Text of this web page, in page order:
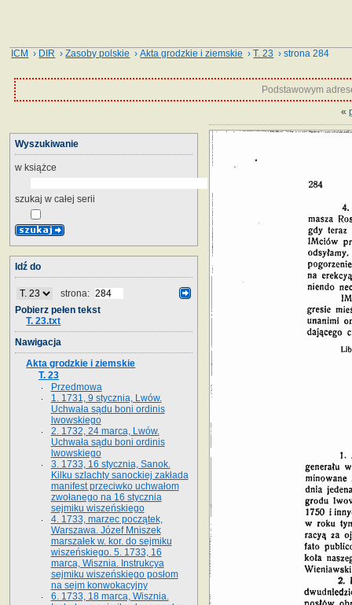
ICM › DIR ›Zasoby polskie ›Akta grodzkie i ziemskie ›T. 23 › strona 284
Podstawowym
«
Wyszukiwanie
w książce
szukaj w całej serii
Idź do
strona:
Pobierz pełen tekst
T. 23.txt
Nawigacja
Akta grodzkie i ziemskie
T. 23
Przedmowa
1. 1731, 9 stycznia, Lwów.
Uchwała sądu boni ordinis
lwowskiego
2. 1732, 24 marca, Lwów.
Uchwała sądu boni ordinis
lwowskiego
3. 1733, 16 stycznia, Sanok.
Kilku szlachty sanockiej zakłada
manifest przeciwko uchwałom
zwołanego na 16 stycz­nia
sejmiku wiszeńskiego
4. 1733, marzec początek,
Warszawa. Józef Mniszek
marszałek w. kor. do sejmiku
wiszeńskiego. 5. 1733, 16
marca, Wisznia. Instrukcya
sejmiku wiszeńskiego posłom
na sejm konwokacyjny
6. 1733, 18 marca, Wisznia.